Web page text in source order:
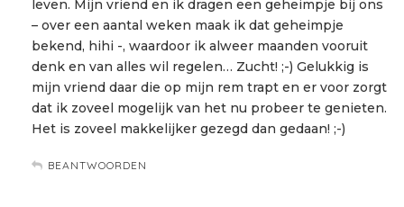
leven. Mijn vriend en ik dragen een geheimpje bij ons
– over een aantal weken maak ik dat geheimpje
bekend, hihi -, waardoor ik alweer maanden vooruit
denk en van alles wil regelen… Zucht! ;-) Gelukkig is
mijn vriend daar die op mijn rem trapt en er voor zorgt
dat ik zoveel mogelijk van het nu probeer te genieten.
Het is zoveel makkelijker gezegd dan gedaan! ;-)
BEANTWOORDEN